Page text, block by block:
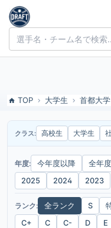
2026年度-明治学院大学の
ドラフト候補とみんなの評価
TOP 大学生 首都大
クラス: 高校生 大学生
年度: 今年度以降 全年度
2025
2024 2023
ランク: 全ランク S
C+
C C- D E